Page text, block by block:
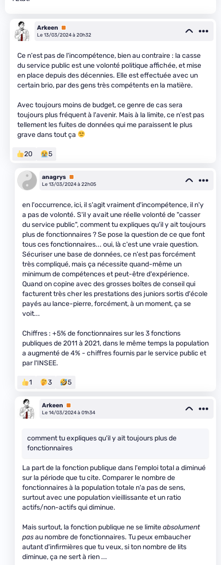
Arkeen
Premium
Le 13/03/2024 à 20h32
Ce n'est pas de l'incompétence, bien au contraire : la casse
du service public est une volonté politique affichée, et mise
en place depuis des décennies. Elle est effectuée avec un
certain brio, par des gens très compétents en la matière.
Avec toujours moins de budget, ce genre de cas sera
toujours plus fréquent à l'avenir. Mais à la limite, ce n'est pas
tellement les fuites de données qui me paraissent le plus
grave dans tout ça
20 5
anagrys Premium
Le 13/03/2024 à 22h05
en l'occurrence, ici, il s'agit vraiment d'incompétence, il n'y
a pas de volonté. S'il y avait une réelle volonté de "casser
du service public", comment tu expliques qu'il y ait toujours
plus de fonctionnaires ? Se pose la question de ce que font
tous ces fonctionnaires... oui, là c'est une vraie question.
Sécuriser une base de données, ce n'est pas forcément
très compliqué, mais ça nécessite quand-même un
minimum de compétences et peut-être d'expérience.
Quand on copine avec des grosses boîtes de conseil qui
facturent très cher les prestations des juniors sortis d'école
payés au lance-pierre, forcément, à un moment, ça se
voit...
Chiffres : +5% de fonctionnaires sur les 3 fonctions
publiques de 2011 à 2021, dans le même temps la population
a augmenté de 4% - chiffres fournis par le service public et
par l'INSEE.
1 3 5
Arkeen
Premium
Le 14/03/2024 à 01h34
comment tu expliques qu'il y ait toujours plus de
fonctionnaires
La part de la fonction publique dans l'emploi total a diminué
sur la période que tu cite. Comparer le nombre de
fonctionnaires à la population totale n'a pas de sens,
surtout avec une population vieillissante et un ratio
actifs/non-actifs qui diminue.
Mais surtout, la fonction publique ne se limiteabsolument
pasau nombre de fonctionnaires. Tu peux embaucher
autant d'infirmières que tu veux, si ton nombre de lits
diminue, ça ne sert à rien ...